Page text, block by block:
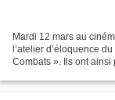
Mardi 12 mars au
l’atelier d’éloquence
Combats ». Ils ont